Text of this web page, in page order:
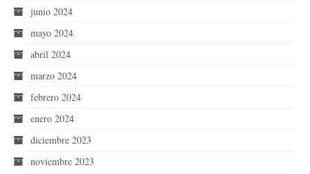
junio 2024
mayo 2024
abril 2024
marzo 2024
febrero 2024
enero 2024
diciembre 2023
noviembre 2023